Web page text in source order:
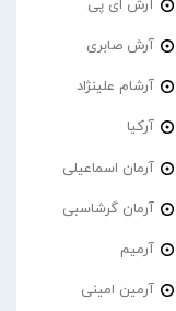
آرش ای پی
آرش صابری
آرشام علینژاد
آرکیا
آرمان اسماعیلی
آرمان گرشاسبی
آرمیم
آرمین امینی